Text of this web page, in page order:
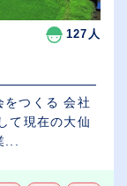
127人
をつくる 会社
て現在の大仙